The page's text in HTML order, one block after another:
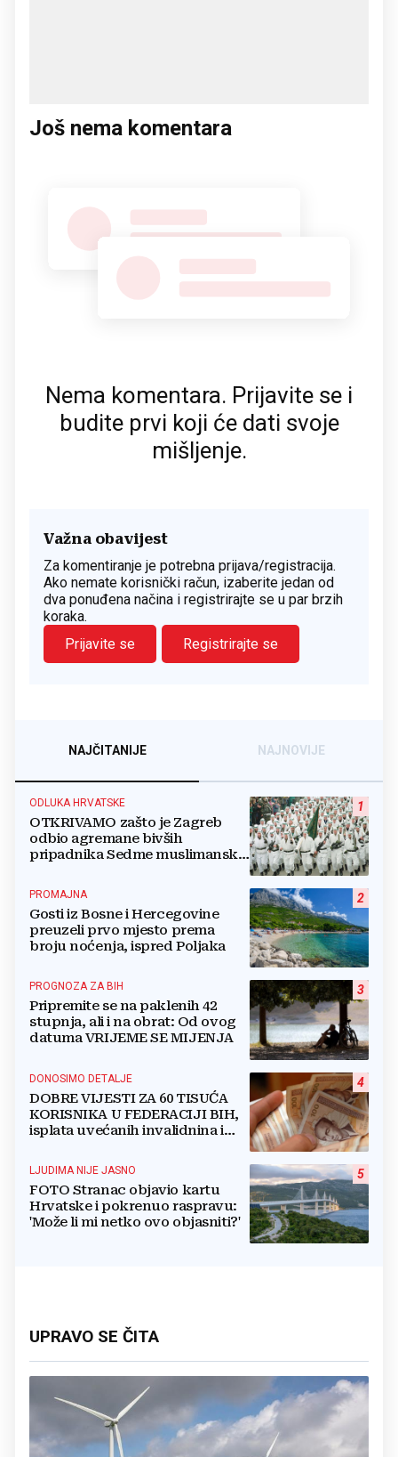
Još nema komentara
Nema komentara. Prijavite se i
budite prvi koji će dati svoje
mišljenje.
Važna obavijest
Za komentiranje je potrebna prijava/registracija.
Ako nemate korisnički račun, izaberite jedan od
dva ponuđena načina i registrirajte se u par brzih
koraka.
Prijavite se
Registrirajte se
NAJČITANIJE NAJNOVIJE
1
ODLUKA HRVATSKE
OTKRIVAMO zašto je Zagreb
odbio agremane bivših
pripadnika Sedme muslimanske
2
PROMAJNA
Gosti iz Bosne i Hercegovine
preuzeli prvo mjesto prema
broju noćenja, ispred Poljaka
3
PROGNOZA ZA BIH
Pripremite se na paklenih 42
stupnja, ali i na obrat: Od ovog
datuma VRIJEME SE MIJENJA
4
DONOSIMO DETALJE
DOBRE VIJESTI ZA 60 TISUĆA
KORISNIKA U FEDERACIJI BIH,
isplata uvećanih invalidnina i
5
LJUDIMA NIJE JASNO
FOTO Stranac objavio kartu
Hrvatske i pokrenuo raspravu:
'Može li mi netko ovo objasniti?'
UPRAVO SE ČITA